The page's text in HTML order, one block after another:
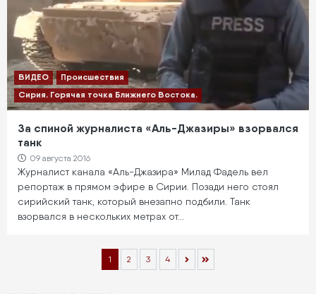
ВИДЕО
Происшествия
Сирия. Горячая точка Ближнего Востока.
За спиной журналиста «Аль-Джазиры» взорвался
танк
09 августа 2016
Журналист канала «Аль-Джазира» Милад Фадель вел
репортаж в прямом эфире в Сирии. Позади него стоял
сирийский танк, который внезапно подбили. Танк
взорвался в нескольких метрах от…
Текущая
1 Page
2 Page
3 Page
4